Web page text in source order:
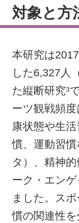
対象と方
本研究は
した6,327人
た縦断研究3
ーツ観戦頻
康状態や生
慣、運動習
タ）、精神
ーク・エンゲ
ました。ス
慣の関連性